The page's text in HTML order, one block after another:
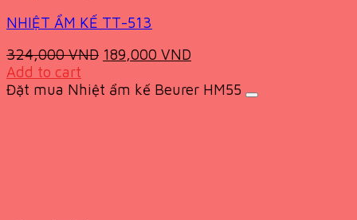
NHIỆT ẨM KẾ TT-513
324,000VND Original
was:
189,000 VND
is:
Add to cart
Đặt mua Nhiệt ẩm kế Beurer HM55